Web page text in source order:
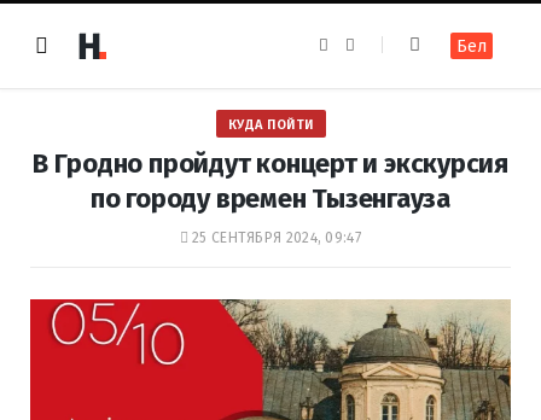
e
k
t
a
m
Бел
КУДА ПОЙТИ
В Гродно пройдут концерт и экскурсия
по городу времен Тызенгауза
25 СЕНТЯБРЯ 2024, 09:47